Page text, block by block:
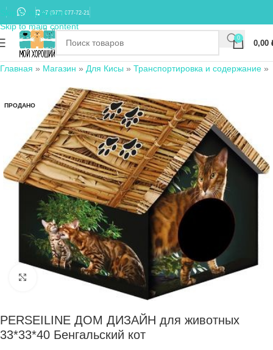
Skip to navigation
Skip to main content
+7 (977) 677-72-21
0
0,00
Главная » Магазин » Для Кисы » Транспортировка и содержание »
ПРОДАНО
Нажмите, чтобы увеличить
PERSEILINE ДОМ ДИЗАЙН для животных
33*33*40 Бенгальский кот